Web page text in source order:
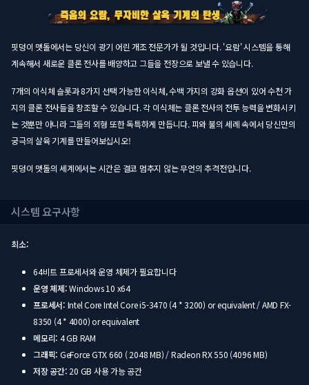
핏덩이 맷돌에서는 당신이 광기 어린 개조 전문가가 될 것입니다. '요람' 시스템을 통해
계속해서 새로운 클론 전사를 배양하고 그들을 전장으로 보낼 수 있습니다.
7개의 이식체 슬롯과 8가지 선택 가능한 이식체, 수백 가지의 강화 옵션이 있어 수천 가
지의 클론 전사들을 창조할 수 있습니다. 각 이식체는 클론 전사의 전투 능력을 변화시키
는 것뿐만 아니라 그들의 외형 또한 독특하게 만듭니다. 피와 불의 세례 속에서 당신만의
궁극의 살육 기계를 만들어보십시오!
핏덩이 맷돌의 세계에서는 시간은 결코 멈추지 않는 무언의 추격전입니다.
시스템 요구사항
최소:
64비트 프로세서와 운영 체제가 필요합니다
운영 체제:Windows 10 x64
프로세서: Intel Core Intel Core i5-3470 (4 * 3200) or equivalent / AMD FX-
8350 (4 * 4000) or equivalent
메모리: 4 GB RAM
그래픽: GeForce GTX 660 ( 2048 MB) / Radeon RX 550 (4096 MB)
저장 공간: 20 GB 사용 가능 공간